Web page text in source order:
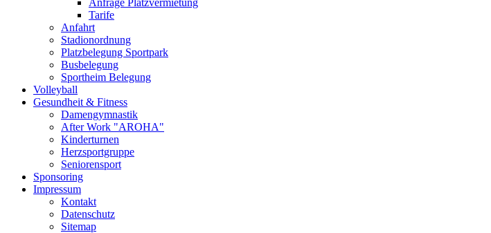
Anfrage Platzvermietung
Tarife
Anfahrt
Stadionordnung
Platzbelegung Sportpark
Busbelegung
Sportheim Belegung
Volleyball
Gesundheit & Fitness
Damengymnastik
After Work "AROHA"
Kinderturnen
Herzsportgruppe
Seniorensport
Sponsoring
Impressum
Kontakt
Datenschutz
Sitemap